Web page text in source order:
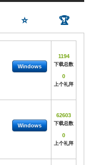
⭐ 🏆
Windows
1194
下载总数
0
上个礼拜
Windows
62603
下载总数
0
上个礼拜